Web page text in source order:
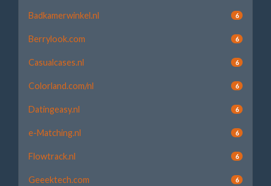
Badkamerwinkel.nl 6
Berrylook.com 6
Casualcases.nl 6
Colorland.com/nl 6
Datingeasy.nl 6
e-Matching.nl 6
Flowtrack.nl 6
Geeektech.com 6